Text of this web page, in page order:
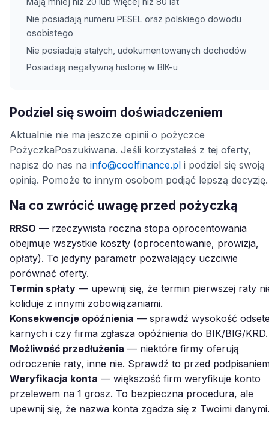
Nie posiadają numeru PESEL oraz polskiego dowodu
osobistego
Nie posiadają stałych, udokumentowanych dochodów
Posiadają negatywną historię w BIK-u
Podziel się swoim doświadczeniem
Aktualnie nie ma jeszcze opinii o pożyczce
PożyczkaPoszukiwana. Jeśli korzystałeś z tej oferty,
napisz do nas na info@coolfinance.pl i podziel się swoją
opinią. Pomoże to innym osobom podjąć lepszą decyzję.
Na co zwrócić uwagę przed pożyczką
RRSO — rzeczywista roczna stopa oprocentowania
obejmuje wszystkie koszty (oprocentowanie, prowizja,
opłaty). To jedyny parametr pozwalający uczciwie
porównać oferty.
Termin spłaty — upewnij się, że termin pierwszej raty
koliduje z innymi zobowiązaniami.
Konsekwencje opóźnienia — sprawdź wysokość
karnych i czy firma zgłasza opóźnienia do BIK/BIG/KRD.
Możliwość przedłużenia — niektóre firmy oferują
odroczenie raty, inne nie. Sprawdź to przed
Weryfikacja konta — większość firm weryfikuje konto
przelewem na 1 grosz. To bezpieczna procedura, ale
upewnij się, że nazwa konta zgadza się z Twoimi danymi.